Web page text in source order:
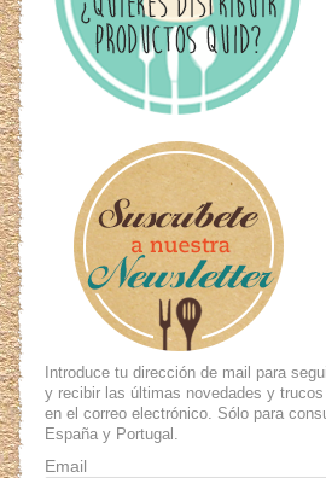
Introduce tu dirección de mail para
y recibir las últimas novedades y
en el correo electrónico. Sólo para
España y Portugal.
Email